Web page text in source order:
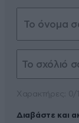
Διαβάστε και